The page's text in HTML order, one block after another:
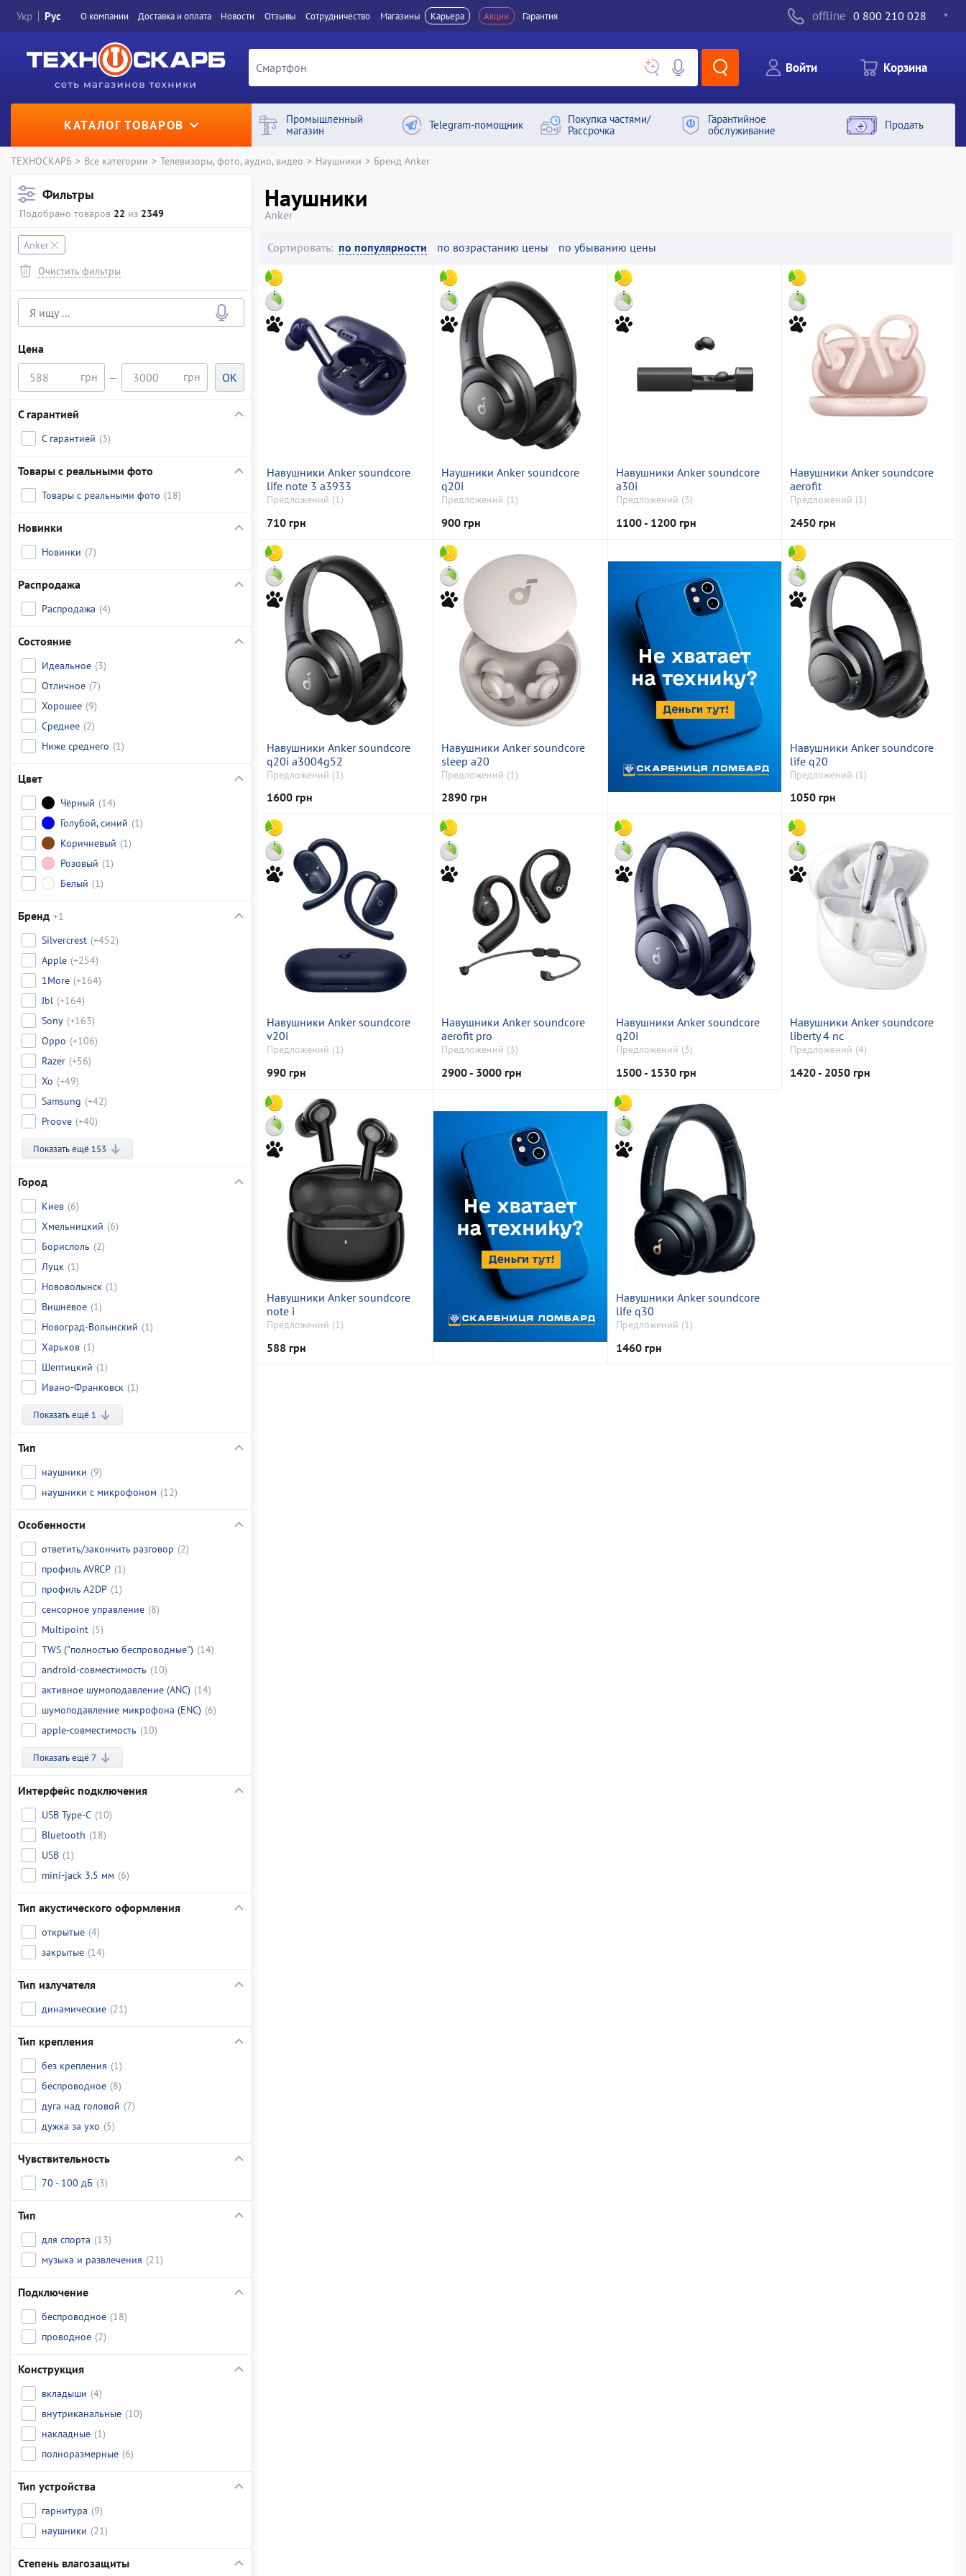
Укр Рус О компании Доставка и оплата Новости Отзывы Сотрудничество Магазины Карьера Акции Гарантия offline 0 800 210 028
Войти Корзина
КАТАЛОГ ТОВАРОВ
Промышленный
магазин
Telegram-помощник
Покупка частями/
Рассрочка
Гарантийное
обслуживание
Продать
ТЕХНОСКАРБ > Все категории > Телевизоры, фото, аудио, видео > Наушники > Бренд Anker
Фильтры
Подобрано товаров 22 из 2349
Anker
Очистить фильтры
Цена
—
OK
С гарантией
С гарантией (3)
Товары с реальными фото
Товары с реальными фото (18)
Новинки
Новинки (7)
Распродажа
Распродажа (4)
Состояние
Идеальное (3)
Отличное (7)
Хорошее (9)
Среднее (2)
Ниже среднего (1)
Цвет
Чёрный (14)
Голубой, синий (1)
Коричневый (1)
Розовый (1)
Белый (1)
Бренд +1
Silvercrest (+452)
Apple (+254)
1More (+164)
Jbl (+164)
Sony (+163)
Oppo (+106)
Razer (+56)
Xo (+49)
Samsung (+42)
Proove (+40)
Показать ещё 153
Город
Киев (6)
Хмельницкий (6)
Борисполь (2)
Луцк (1)
Нововолынск (1)
Вишнёвое (1)
Новоград-Волынский (1)
Харьков (1)
Шептицкий (1)
Ивано-Франковск (1)
Показать ещё 1
Тип
наушники (9)
наушники с микрофоном (12)
Особенности
ответить/закончить разговор (2)
профиль AVRCP (1)
профиль A2DP (1)
cенсорное управление (8)
Multipoint (5)
TWS ("полностью беспроводные") (14)
android-совместимость (10)
активное шумоподавление (ANC) (14)
шумоподавление микрофона (ENC) (6)
apple-совместимость (10)
Показать ещё 7
Интерфейс подключения
USB Type-C (10)
Bluetooth (18)
USB (1)
mini-jack 3.5 мм (6)
Тип акустического оформления
открытые (4)
закрытые (14)
Тип излучателя
динамические (21)
Тип крепления
без крепления (1)
беспроводное (8)
дуга над головой (7)
дужка за ухо (5)
Чувствительность
70 - 100 дБ (3)
Тип
для спорта (13)
музыка и развлечения (21)
Подключение
беспроводное (18)
проводное (2)
Конструкция
вкладыши (4)
внутриканальные (10)
накладные (1)
полноразмерные (6)
Тип устройства
гарнитура (9)
наушники (21)
Степень влагозащиты
Наушники
Anker
Сортировать: по популярности по возрастанию цены по убыванию цены
Навушники Anker soundcore
life note 3 a3933
Предложений (1)
710 грн
Наушники Anker soundcore
q20i
Предложений (1)
900 грн
Навушники Anker soundcore
a30i
Предложений (3)
1100 - 1200 грн
Навушники Anker soundcore
aerofit
Предложений (1)
2450 грн
Навушники Anker soundcore
q20i a3004g52
Предложений (1)
1600 грн
Навушники Anker soundcore
sleep a20
Предложений (1)
2890 грн
Навушники Anker soundcore
life q20
Предложений (1)
1050 грн
Навушники Anker soundcore
v20i
Предложений (1)
990 грн
Навушники Anker soundcore
aerofit pro
Предложений (3)
2900 - 3000 грн
Навушники Anker soundcore
q20i
Предложений (3)
1500 - 1530 грн
Навушники Anker soundcore
liberty 4 nc
Предложений (4)
1420 - 2050 грн
Навушники Anker soundcore
note i
Предложений (1)
588 грн
Навушники Anker soundcore
life q30
Предложений (1)
1460 грн